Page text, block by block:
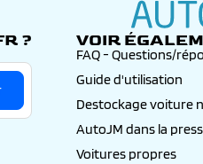
? VOIR
FAQ - Questions/
Guide d'utilisation
Destockage voiture
AutoJM dans la
Voitures propres